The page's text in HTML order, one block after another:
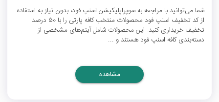
شما می‌توانید با مراجعه به سوپراپلیکیشن اسنپ فود، بدون نیاز به استفاده
ازکد تخفیف اسنپ فود
محصولات منتخب کافه پارتی را با 50 درصد
تخفیف خریداری کنید. این محصولات شامل آیتم‌های مشخصی از
دسته‌بندی کافه اسنپ فود هستند و ...
مشاهده